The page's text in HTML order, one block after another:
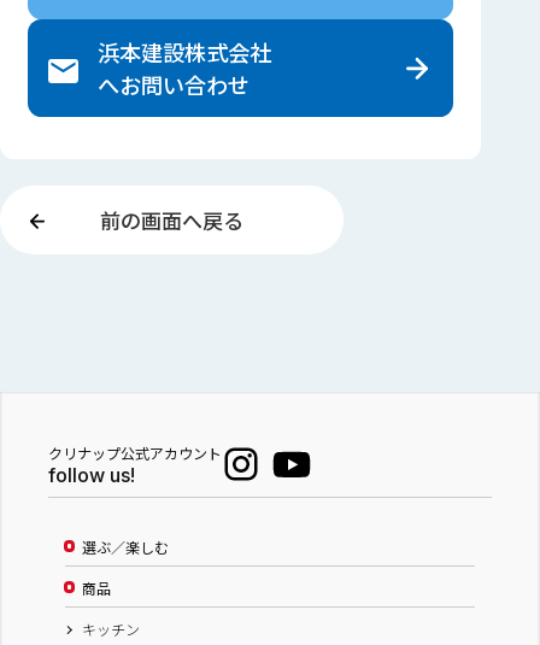
浜本建設株式会社
へお問い合わせ
前の画面へ戻る
クリナップ公式アカウント
follow us!
選ぶ／楽しむ
商品
キッチン